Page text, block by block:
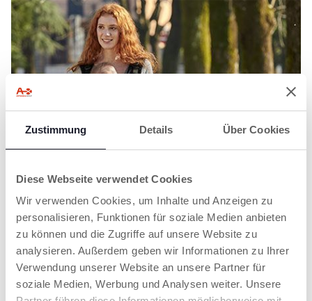
Zustimmung Details Über Cookies
Diese Webseite verwendet Cookies
Wir verwenden Cookies, um Inhalte und Anzeigen zu
personalisieren, Funktionen für soziale Medien anbieten
zu können und die Zugriffe auf unsere Website zu
analysieren. Außerdem geben wir Informationen zu Ihrer
Verwendung unserer Website an unsere Partner für
soziale Medien, Werbung und Analysen weiter. Unsere
SPAZIERGANG
BABYWEARING: BABYS RICHTIG TRAGEN
Welche Vorteile gibt es und was sollte beim